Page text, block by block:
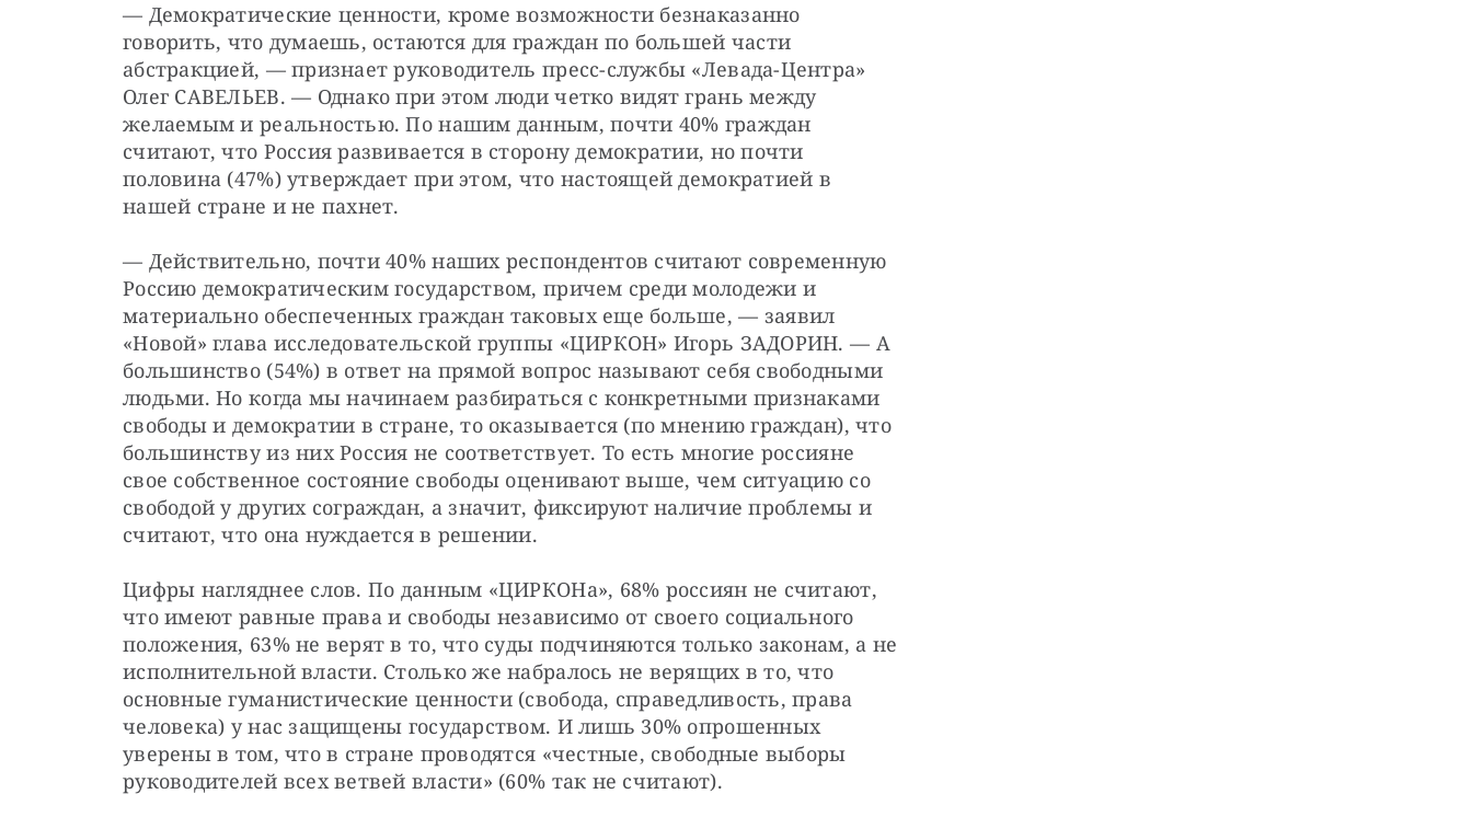
— Демократические ценности, кроме возможности безнаказанно
говорить, что думаешь, остаются для граждан по большей части
абстракцией, — признает руководитель пресс-службы «Левада-Центра»
Олег САВЕЛЬЕВ. — Однако при этом люди четко видят грань между
желаемым и реальностью. По нашим данным, почти 40% граждан
считают, что Россия развивается в сторону демократии, но почти
половина (47%) утверждает при этом, что настоящей демократией в
нашей стране и не пахнет.
— Действительно, почти 40% наших респондентов считают современную
Россию демократическим государством, причем среди молодежи и
материально обеспеченных граждан таковых еще больше, — заявил
«Новой» глава исследовательской группы «ЦИРКОН» Игорь ЗАДОРИН. — А
большинство (54%) в ответ на прямой вопрос называют себя свободными
людьми. Но когда мы начинаем разбираться с конкретными признаками
свободы и демократии в стране, то оказывается (по мнению граждан), что
большинству из них Россия не соответствует. То есть многие россияне
свое собственное состояние свободы оценивают выше, чем ситуацию со
свободой у других сограждан, а значит, фиксируют наличие проблемы и
считают, что она нуждается в решении.
Цифры нагляднее слов. По данным «ЦИРКОНа», 68% россиян не считают,
что имеют равные права и свободы независимо от своего социального
положения, 63% не верят в то, что суды подчиняются только законам, а не
исполнительной власти. Столько же набралось не верящих в то, что
основные гуманистические ценности (свобода, справедливость, права
человека) у нас защищены государством. И лишь 30% опрошенных
уверены в том, что в стране проводятся «честные, свободные выборы
руководителей всех ветвей власти» (60% так не считают).